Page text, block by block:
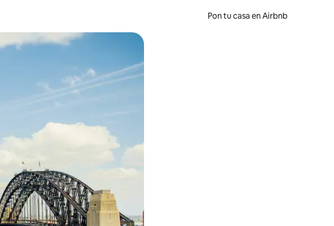
Pon tu casa en Airbnb
abajo o explora con el tacto o desliza el dedo.